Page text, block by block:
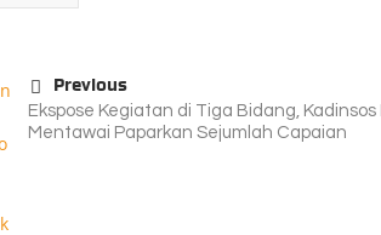
Previous
Ekspose Kegiatan di Tiga Bidang, Kadinsos
Mentawai Paparkan Sejumlah Capaian